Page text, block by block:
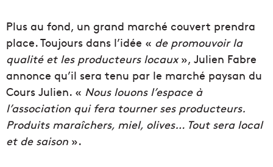
Plus au fond, un grand marché couvert prendra
place. Toujours dans l’idée « de promouvoir la
qualité et les producteurs locaux», Julien Fabre
annonce qu’il sera tenu par le marché paysan du
Cours Julien. « Nous louons l’espace à
l’association qui fera tourner ses producteurs.
Produits maraîchers, miel, olives… Tout sera local
et de saison ».